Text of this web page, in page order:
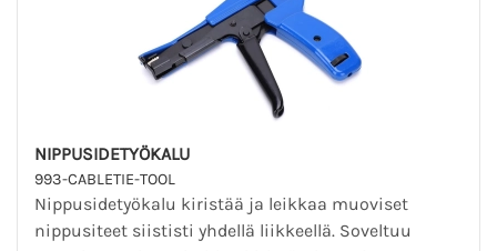
NIPPUSIDETYÖKALU
993-CABLETIE-TOOL
Nippusidetyökalu kiristää ja leikkaa muoviset
nippusiteet siististi yhdellä liikkeellä. Soveltuu